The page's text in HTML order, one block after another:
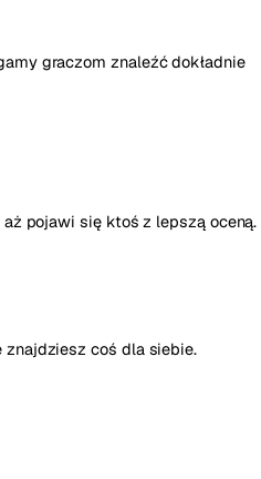
graczom znaleźć dokładnie
pojawi się ktoś z lepszą oceną.
coś dla siebie.